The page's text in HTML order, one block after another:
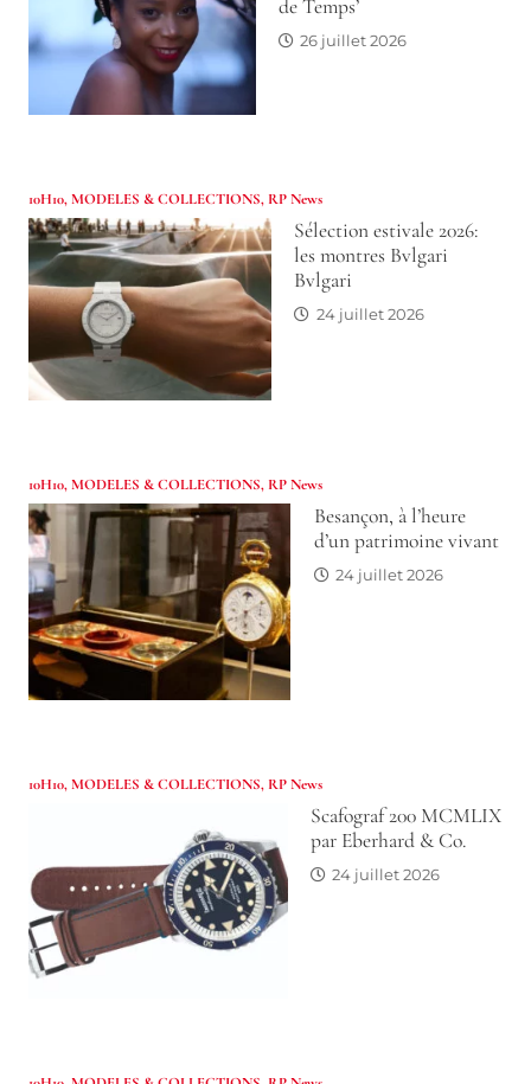
de Temps’
26 juillet 2026
10H10,MODELES & COLLECTIONS, RP News
Sélection estivale 2026:
les montres Bvlgari
Bvlgari
24 juillet 2026
10H10,MODELES & COLLECTIONS, RP News
Besançon, à l’heure
d’un patrimoine vivant
24 juillet 2026
10H10,MODELES & COLLECTIONS, RP News
Scafograf 200 MCMLIX
par Eberhard & Co.
24 juillet 2026